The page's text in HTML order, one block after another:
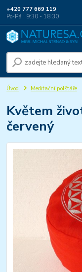
+420 777 669 119
Po-Pá : 9:30 - 18:30
Úvod Meditační polštáře
Květem
červený